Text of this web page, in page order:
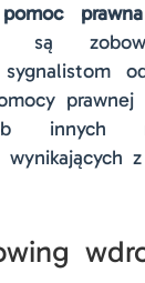
prawna
są
prawnej
innych
wynikających